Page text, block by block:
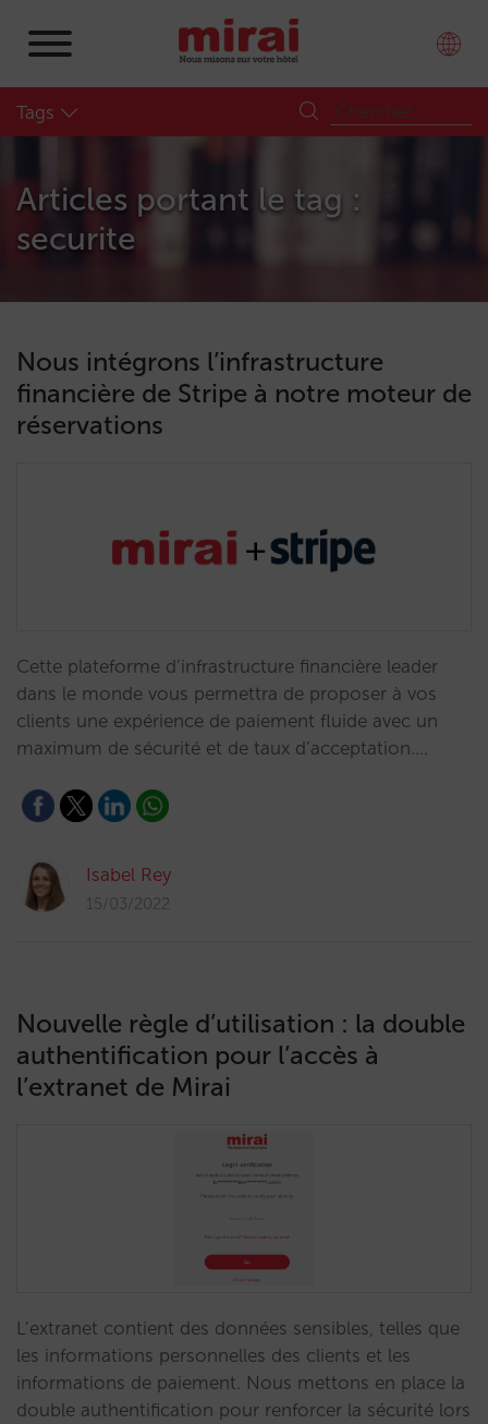
Tags
Articles portant le tag :
securite
Nous intégrons l’infrastructure
financière de Stripe à notre moteur de
réservations
Cette plateforme d’infrastructure financière leader
dans le monde vous permettra de proposer à vos
clients une expérience de paiement fluide avec un
maximum de sécurité et de taux d’acceptation.…
Isabel Rey
15/03/2022
Nouvelle règle d’utilisation : la double
authentification pour l’accès à
l’extranet de Mirai
L’extranet contient des données sensibles, telles que
les informations personnelles des clients et les
informations de paiement. Nous mettons en place la
double authentification pour renforcer la sécurité lors